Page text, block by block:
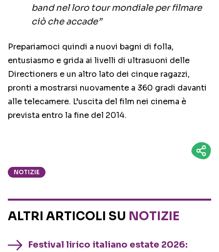
band nel loro tour mondiale per filmare
ciò che accade”
Prepariamoci quindi a nuovi bagni di folla,
entusiasmo e grida ai livelli di ultrasuoni delle
Directioners e un altro lato dei cinque ragazzi,
pronti a mostrarsi nuovamente a 360 gradi davanti
alle telecamere. L’uscita del film nei cinema è
prevista entro la fine del 2014.
NOTIZIE
ALTRI ARTICOLI SU NOTIZIE
Festival lirico italiano estate 2026: